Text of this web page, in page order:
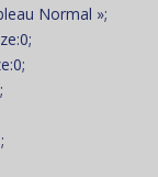
Normal »;